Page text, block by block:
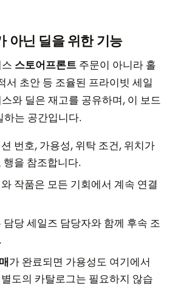
아닌 딜을 위한 기능
스토어프론트 주문이 아니라 홀
서 초안 등 조율된 프라이빗 세일
와 딜은 재고를 공유하며, 이 보드
하는 공간입니다.
번호, 가용성, 위탁 조건, 위치가
행을 참조합니다.
작품은 모든 기회에서 계속 연결
당 세일즈 담당자와 함께 후속 조
가 완료되면 가용성도 여기에서
도의 카탈로그는 필요하지 않습